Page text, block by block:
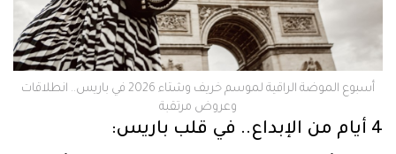
‫أسبوع الموضة الراقية لموسم خريف وشتاء 2026 في باريس.. انطلاقات
وعروض مرتقبة
4 أيام من الإبداع.. في قلب باريس: